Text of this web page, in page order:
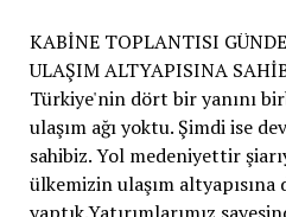
KABİNE TOPLANTISI
ULAŞIM ALTYAPISINA
Türkiye'nin dört bir yanını
ulaşım ağı yoktu. Şimdi ise
sahibiz. Yol medeniyettir
ülkemizin ulaşım altyapısına